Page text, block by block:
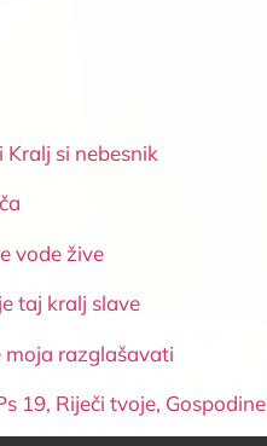
Kralj si nebesnik
vode žive
taj kralj slave
moja razglašavati
19, Riječi tvoje, Gospodine